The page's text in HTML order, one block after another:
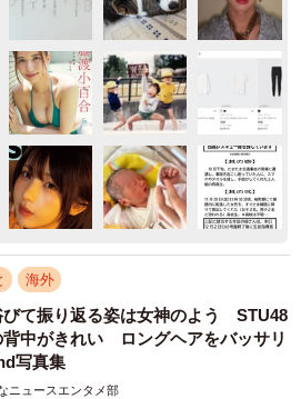
海外
びて振り返る姿は女神のよう STU48
背中がきれい ロングヘアをバッサリ
写真集
ニュースエンタメ部